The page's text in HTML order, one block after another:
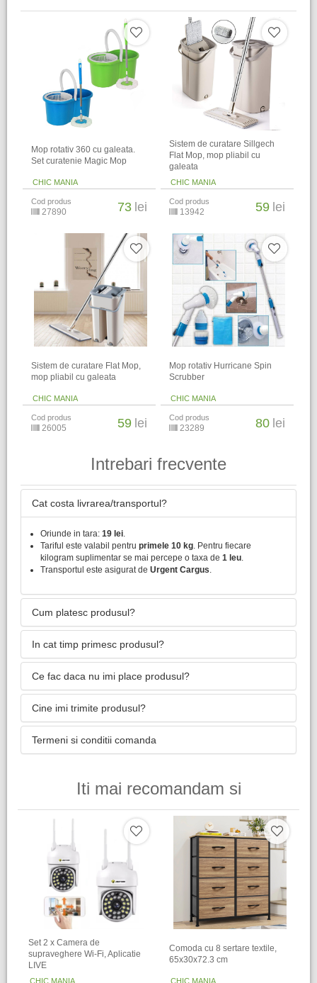
Mop rotativ 360 cu galeata.
Set curatenie Magic Mop
CHIC MANIA
Cod produs
27890 73 lei
Sistem de curatare Sillgech
Flat Mop, mop pliabil cu
galeata
CHIC MANIA
Cod produs
13942 59 lei
Sistem de curatare Flat Mop,
mop pliabil cu galeata
CHIC MANIA
Cod produs
26005 59 lei
Mop rotativ Hurricane Spin
Scrubber
CHIC MANIA
Cod produs
23289 80 lei
Intrebari frecvente
Cat costa livrarea/transportul?
Oriunde in tara: 19 lei
Tariful este valabil pentru primele 10 kg . Pentru fiecare
kilogram suplimentar se mai percepe o taxa de 1 leu
Transportul este asigurat de Urgent Cargus
Cum platesc produsul?
In cat timp primesc produsul?
Ce fac daca nu imi place produsul?
Cine imi trimite produsul?
Termeni si conditii comanda
Iti mai recomandam si
Set 2 x Camera de
supraveghere Wi-Fi, Aplicatie
LIVE
CHIC MANIA
Comoda cu 8 sertare textile,
65x30x72.3 cm
CHIC MANIA